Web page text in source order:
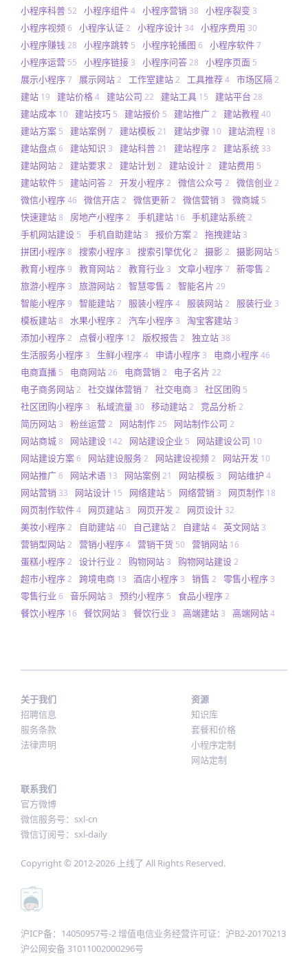
小程序科普 52 小程序组件4 小程序营销 38 小程序裂变 3
小程序视频6 小程序认证2 小程序设计 34 小程序费用 30
小程序赚钱28 小程序跳转 5 小程序轮播图 6 小程序软件7
小程序运营 55 小程序链接 3 小程序问答28 小程序页面 5
展示小程序7 展示网站2 工作室建站2 工具推荐4 市场区隔2
建站 19 建站价格4 建站公司 22 建站工具 15 建站平台 28
建站成本 10 建站技巧 5 建站报价 5 建站推广2 建站教程40
建站方案 5 建站案例 7 建站模板 21 建站步骤 10 建站流程 18
建站盘点 6 建站知识 3 建站科普21 建站程序2 建站系统 33
建站网站2 建站要求2 建站计划 2 建站设计2 建站费用 5
建站软件 5 建站问答2 开发小程序2 微信公众号 2 微信创业 2
微信小程序46 微信开店2 微信更新2 微信营销 3 微商城 5
快速建站8 房地产小程序2 手机建站 16 手机建站系统2
手机网站建设 5 手机自助建站 3 报价方案2 拖拽建站 3
拼团小程序8 搜索小程序 3 搜索引擎优化2 摄影2 摄影网站 5
教育小程序9 教育网站2 教育行业 3 文章小程序7 新零售 2
旅游小程序 3 旅游网站2 智慧零售 2 智能名片 29
智能小程序9 智能建站7 服装小程序4 服装网站2 服装行业 3
模板建站8 水果小程序2 汽车小程序 3 淘宝客建站 3
添加小程序2 点餐小程序 12 版权报告2 独立站 38
生活服务小程序 3 生鲜小程序4 申请小程序 3 电商小程序46
电商直播 5 电商网站26 电商营销 2 电子名片 22
电子商务网站2 社交媒体营销 7 社交电商 3 社区团购 5
社区团购小程序 3 私域流量 30 移动建站2 竞品分析2
简历网站 3 粉丝运营2 网站制作25 网站制作公司 2
网站商城8 网站建设 142 网站建设企业 5 网站建设公司 10
网站建设方案6 网站建设服务2 网站建设视频2 网站开发 10
网站推广6 网站术语 13 网站案例 21 网站模板 3 网站维护 4
网站营销 33 网站设计 15 网络建站 5 网络营销 3 网页制作 18
网页制作软件4 网页建站 3 网页开发 2 网页设计 32
美妆小程序2 自助建站40 自己建站2 自建站4 英文网站 3
营销型网站2 营销小程序4 营销干货 50 营销网站 16
蛋糕小程序2 设计行业 2 购物网站 3 购物网站建设2
超市小程序2 跨境电商 13 酒店小程序 3 销售 2 零售小程序 3
零售行业 6 音乐网站 3 预约小程序 5 食品小程序2
餐饮小程序 16 餐饮网站 3 餐饮行业 3 高端建站 3 高端网站4
关于我们
招聘信息
服务条款
法律声明
资源
知识库
套餐和价格
小程序定制
网站定制
联系我们
官方微博
微信服务号：sxl-cn
微信订阅号：sxl-daily
Copyright © 2012-2026 上线了 All Rights Reserved.
沪ICP备：14050957号-2 增值电信业务经营许可证：沪B2-20170213
沪公网安备 31011002000296号